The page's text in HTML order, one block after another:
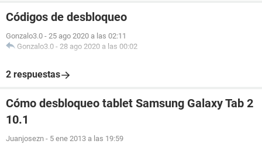
Códigos de desbloqueo
Gonzalo3.0 - 25 ago 2020 a las 02:11
Gonzalo3.0 - 28 ago 2020 a las 00:02
2 respuestas
Cómo desbloqueo tablet Samsung Galaxy Tab 2
10.1
Juanjosezn - 5 ene 2013 a las 19:59